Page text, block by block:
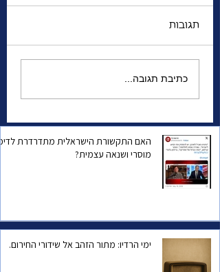
הגנרל שהשתגע | מה
ישראל, או הפחד שהוא
עצמו יישכח?
תגובות
כתיבת תגובה...
האם התקשורת הישראלית מתדרדרת
מוסרי ושנאה עצמית?
ימי הרדיו: מתור הזהב אל שידורי החירום.